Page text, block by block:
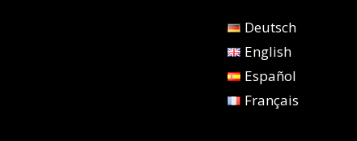
Deutsch
English
Español
Français